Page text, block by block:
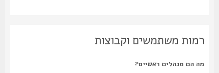
רמות משתמשים וקבוצות
מה הם מנהלים ראשיים?